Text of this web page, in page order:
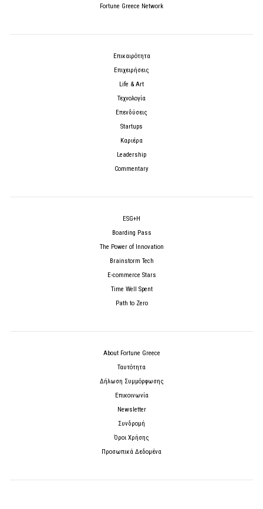
Fortune Greece Network
Επικαιρότητα
Επιχειρήσεις
Life & Art
Τεχνολογία
Επενδύσεις
Startups
Καριέρα
Leadership
Commentary
ESG+H
Boarding Pass
The Power of Innovation
Brainstorm Tech
E-commerce Stars
Time Well Spent
Path to Zero
About Fortune Greece
Ταυτότητα
Δήλωση Συμμόρφωσης
Επικοινωνία
Newsletter
Συνδρομή
Όροι Χρήσης
Προσωπικά Δεδομένα